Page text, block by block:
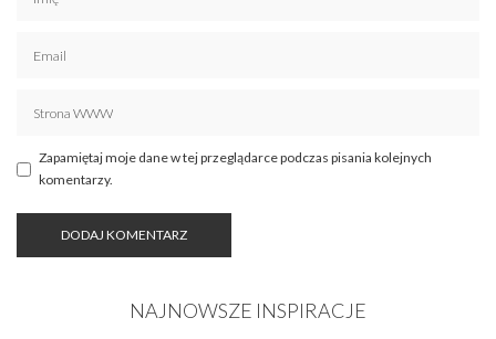
Zapamiętaj moje dane w tej przeglądarce podczas pisania kolejnych
komentarzy.
NAJNOWSZE INSPIRACJE